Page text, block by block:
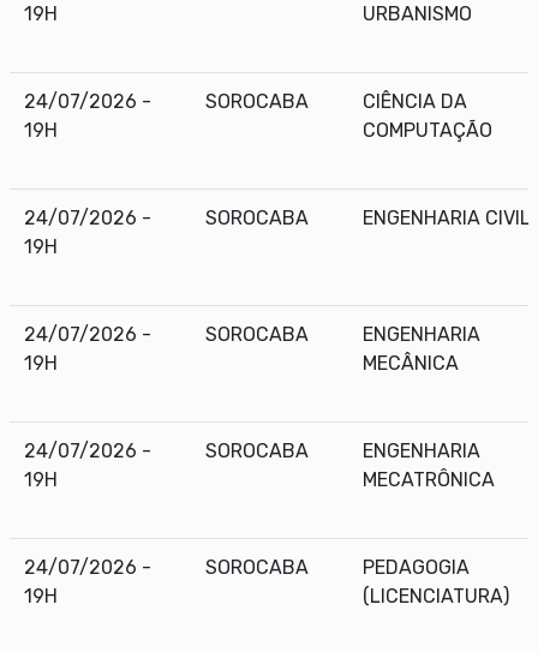
19H URBANISMO
24/07/2026 -
19H
SOROCABA
CIÊNCIA DA
COMPUTAÇÃO
24/07/2026 -
19H
SOROCABA ENGENHARIA CIVIL
24/07/2026 -
19H
SOROCABA
ENGENHARIA
MECÂNICA
24/07/2026 -
19H
SOROCABA
ENGENHARIA
MECATRÔNICA
24/07/2026 -
19H
SOROCABA
PEDAGOGIA
(LICENCIATURA)